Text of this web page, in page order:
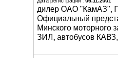
дилер ОАО "КамАЗ",
Официальный
Минского моторного
ЗИЛ, автобусов